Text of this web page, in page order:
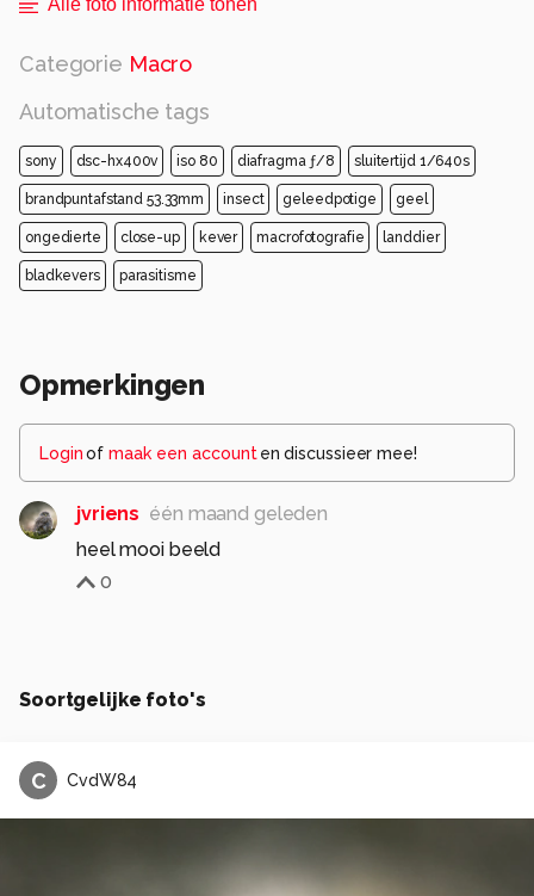
Alle foto informatie tonen
Categorie Macro
Automatische tags
sony dsc-hx400v iso 80 diafragma ƒ/8 sluitertijd 1/640s
brandpuntafstand 53.33mm insect geleedpotige geel
ongedierte close-up kever macrofotografie landdier
bladkevers parasitisme
Opmerkingen
Loginof maak een account en discussieer mee!
jvriens één maand geleden
heel mooi beeld
0
Soortgelijke foto's
C CvdW84